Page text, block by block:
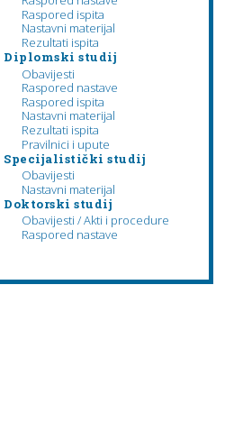
Raspored ispita
Nastavni materijal
Rezultati ispita
Diplomski studij
Obavijesti
Raspored nastave
Raspored ispita
Nastavni materijal
Rezultati ispita
Pravilnici i upute
Specijalistički studij
Obavijesti
Nastavni materijal
Doktorski studij
Obavijesti / Akti i procedure
Raspored nastave